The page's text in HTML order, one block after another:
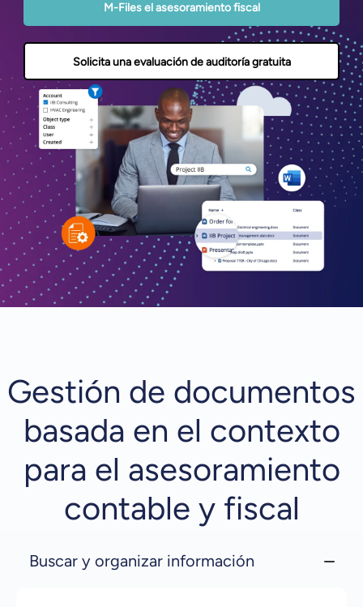
M-Files el asesoramiento fiscal
Solicita una evaluación de auditoría gratuita
Gestión de documentos
basada en el contexto
para el asesoramiento
contable y fiscal
Buscar y organizar información